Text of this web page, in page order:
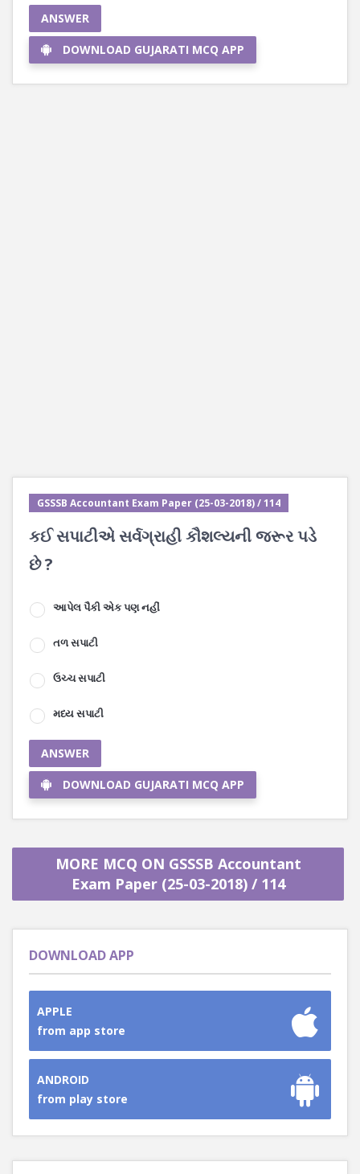
ANSWER
DOWNLOAD GUJARATI MCQ APP
GSSSB Accountant Exam Paper (25-03-2018) / 114
કઈ સપાટીએ સર્વગ્રાહી કૌશલ્યની જરૂર પડે
છે ?
આપેલ પૈકી એક પણ નહીં
તળ સપાટી
ઉચ્ચ સપાટી
મધ્ય સપાટી
ANSWER
DOWNLOAD GUJARATI MCQ APP
MORE MCQ ON GSSSB Accountant
Exam Paper (25-03-2018) / 114
DOWNLOAD APP
APPLE
from app store
ANDROID
from play store